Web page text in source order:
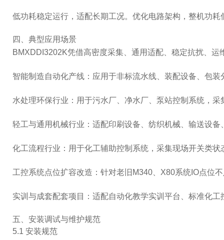
低功耗稳定运行，适配长期工况。优化电路架构，整机功
四、典型应用场景
BMXDDI3202K凭借高密度采集、通用适配、稳定抗扰、
智能制造自动化产线：应用于非标流水线、装配设备、包
水处理环保行业：用于污水厂、净水厂、泵站控制系统，
轻工与通用机械行业：适配印刷设备、纺织机械、输送设
化工流程行业：用于化工辅助控制系统，采集现场开关类
工控系统点位扩容改造：针对老旧M340、X80系统IO点位
实训与成套配套项目：适配自动化教学实训平台、标准化
五、安装调试与维护规范
5.1 安装规范